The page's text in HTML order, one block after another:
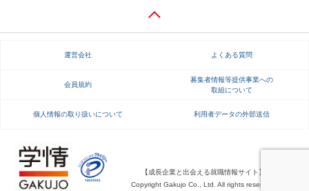
運営会社 よくある質問
会員規約
募集者情報等提供事業への
取組について
個人情報の取り扱いについて 利用者データの外部送信
【成長企業と出会える就職情報サイト】
Copyright Gakujo Co., Ltd. All rights reserved.